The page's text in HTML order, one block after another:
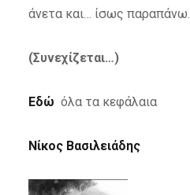
άνετα και… ίσως παραπάνω.
(Συνεχίζεται…)
Εδώ όλα τα κεφάλαια
Νίκος Βασιλειάδης